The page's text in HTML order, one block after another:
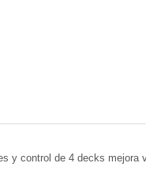
y control de 4 decks